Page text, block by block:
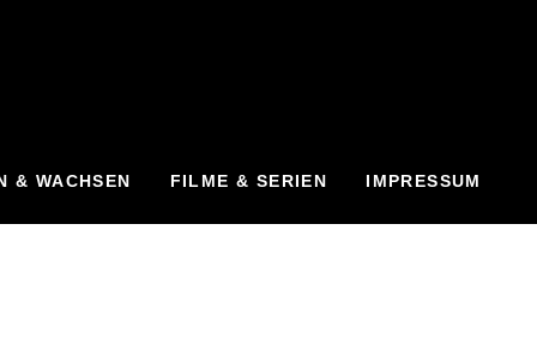
& WACHSEN FILME & SERIEN IMPRESSUM